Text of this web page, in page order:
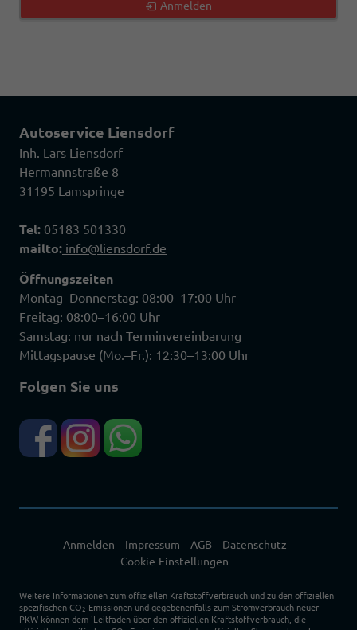
Anmelden
Autoservice Liensdorf
Inh. Lars Liensdorf
Hermannstraße 8
31195 Lamspringe
Tel: 05183 501330
mailto: info@liensdorf.de
Öffnungszeiten
Montag–Donnerstag: 08:00–17:00 Uhr
Freitag: 08:00–16:00 Uhr
Samstag: nur nach Terminvereinbarung
Mittagspause (Mo.–Fr.): 12:30–13:00 Uhr
Folgen Sie uns
Anmelden Impressum AGB
Datenschutz
Cookie-Einstellungen
Weitere Informationen zum offiziellen Kraftstoffverbrauch und zu den offiziellen
spezifischen CO2-Emissionen und gegebenenfalls zum Stromverbrauch neuer
PKW können dem 'Leitfaden über den offiziellen Kraftstoffverbrauch, die